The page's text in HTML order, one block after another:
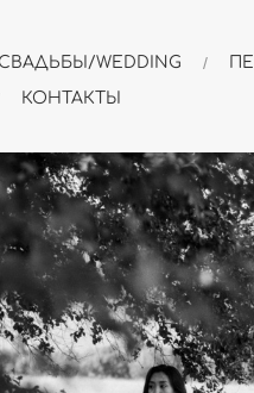
СВАДЬБЫ/WEDDING
КОНТАКТЫ